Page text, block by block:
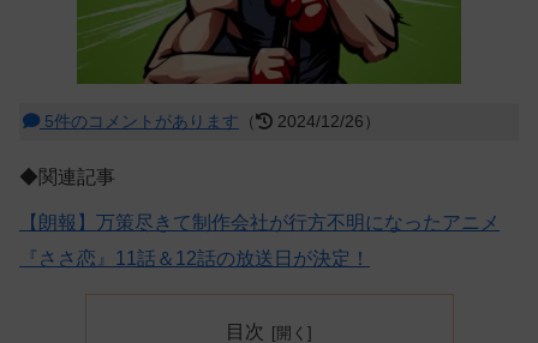
5件のコメントがあります （ 2024/12/26）
◆関連記事
【朗報】万策尽きて制作会社が行方不明になったアニメ
『ささ恋』11話＆12話の放送日が決定！
目次